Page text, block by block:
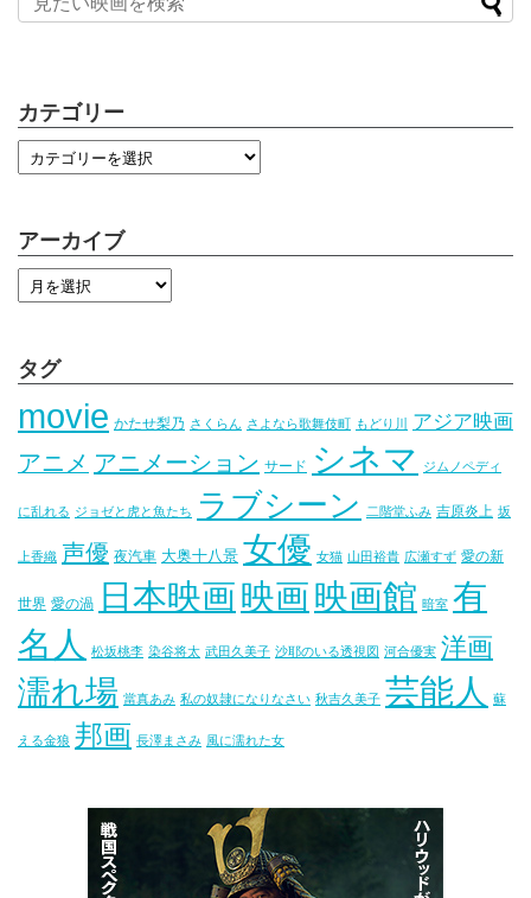
カテゴリー
アーカイブ
タグ
movie かたせ梨乃 さくらん さよなら歌舞伎町 もどり川 アジア映画
アニメ アニメーション サード シネマ ジムノペディ
に乱れる ジョゼと虎と魚たち ラブシーン 二階堂ふみ 吉原炎上 坂
上香織 声優 夜汽車 大奥十八景 女優 女猫 山田裕貴 広瀬すず 愛の新
世界 愛の渦 日本映画映画映画館 暗室 有
名人
松坂桃李 染谷将太 武田久美子 沙耶のいる透視図 河合優実 洋画
濡れ場 當真あみ 私の奴隷になりなさい 秋吉久美子 芸能人 蘇
える金狼 邦画 長澤まさみ 風に濡れた女